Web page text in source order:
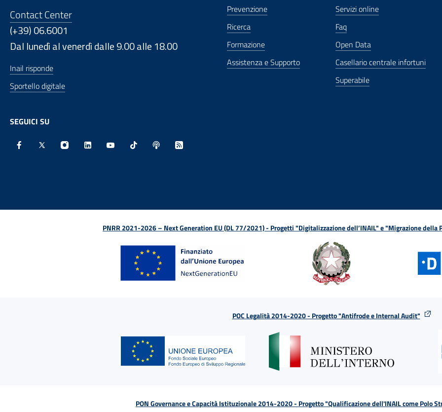
Contact Center
(+39) 06.6001
Dal lunedì al venerdì dalle 9.00 alle 18.00
Inail risponde
Sportello digitale
SEGUICI SU
Prevenzione
Ricerca
Formazione
Assistenza e Supporto
Servizi online
Faq
Open Data
Casellario centrale infortuni
Superabile
PNRR 2021-2026 – Next Generation EU (DL 77/2021) - Progetti "Digitalizzazione dell’INAIL" e "Migrazione della
POC Legalità 2014-2020 - Progetto "Antifrode e Internal Audit"
PON Governance e Capacità Istituzionale 2014-2020 - Progetto "Qualificazione dell'INAIL come Polo